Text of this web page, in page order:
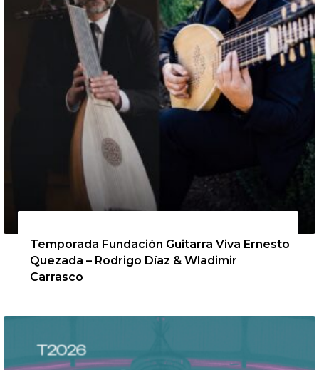
Temporada Fundación Guitarra Viva Ernesto
Quezada – Rodrigo Díaz & Wladimir
Carrasco